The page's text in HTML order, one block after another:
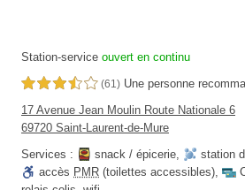
Station-service ouvert en continu
3,5 étoiles sur 5 (61) Une personne
17 Avenue Jean Moulin Route Nationale 6
69720 Saint-Laurent-de-Mure
Services :
snack / épicerie, station
accès PMR (toilettes accessibles),